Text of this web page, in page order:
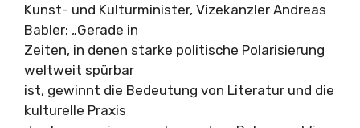
Kunst- und Kulturminister, Vizekanzler Andreas
Babler: „Gerade in
Zeiten, in denen starke politische Polarisierung
weltweit spürbar
ist, gewinnt die Bedeutung von Literatur und die
kulturelle Praxis